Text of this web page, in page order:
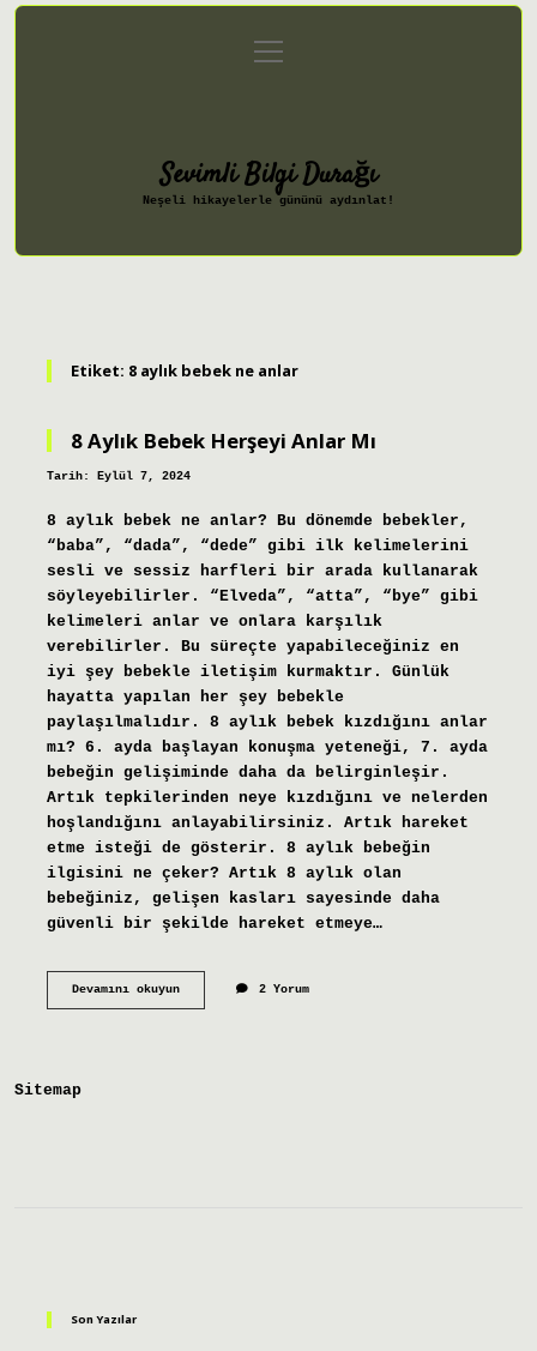
Gizlilik Politikası
menüyü
aç
Sevimli Bilgi Durağı
Neşeli hikayelerle gününü aydınlat!
Etiket: 8 aylık bebek ne anlar
8 Aylık Bebek Herşeyi Anlar Mı
Tarih: Eylül 7, 2024
8 aylık bebek ne anlar? Bu dönemde bebekler,
“baba”, “dada”, “dede” gibi ilk kelimelerini
sesli ve sessiz harfleri bir arada kullanarak
söyleyebilirler. “Elveda”, “atta”, “bye” gibi
kelimeleri anlar ve onlara karşılık
verebilirler. Bu süreçte yapabileceğiniz en
iyi şey bebekle iletişim kurmaktır. Günlük
hayatta yapılan her şey bebekle
paylaşılmalıdır. 8 aylık bebek kızdığını anlar
mı? 6. ayda başlayan konuşma yeteneği, 7. ayda
bebeğin gelişiminde daha da belirginleşir.
Artık tepkilerinden neye kızdığını ve nelerden
hoşlandığını anlayabilirsiniz. Artık hareket
etme isteği de gösterir. 8 aylık bebeğin
ilgisini ne çeker? Artık 8 aylık olan
bebeğiniz, gelişen kasları sayesinde daha
güvenli bir şekilde hareket etmeye…
Devamını okuyun8
2 Yorum
Sitemap
Son Yazılar